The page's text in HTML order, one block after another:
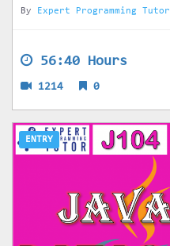
By Expert Programming Tutor
56:40 Hours
1214 0
ENTRY